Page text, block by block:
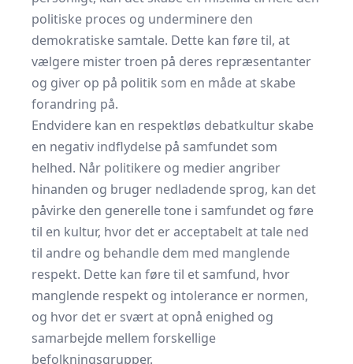
politiske proces og underminere den
demokratiske samtale. Dette kan føre til, at
vælgere mister troen på deres repræsentanter
og giver op på politik som en måde at skabe
forandring på.
Endvidere kan en respektløs debatkultur skabe
en negativ indflydelse på samfundet som
helhed. Når politikere og medier angriber
hinanden og bruger nedladende sprog, kan det
påvirke den generelle tone i samfundet og føre
til en kultur, hvor det er acceptabelt at tale ned
til andre og behandle dem med manglende
respekt. Dette kan føre til et samfund, hvor
manglende respekt og intolerance er normen,
og hvor det er svært at opnå enighed og
samarbejde mellem forskellige
befolkningsgrupper.